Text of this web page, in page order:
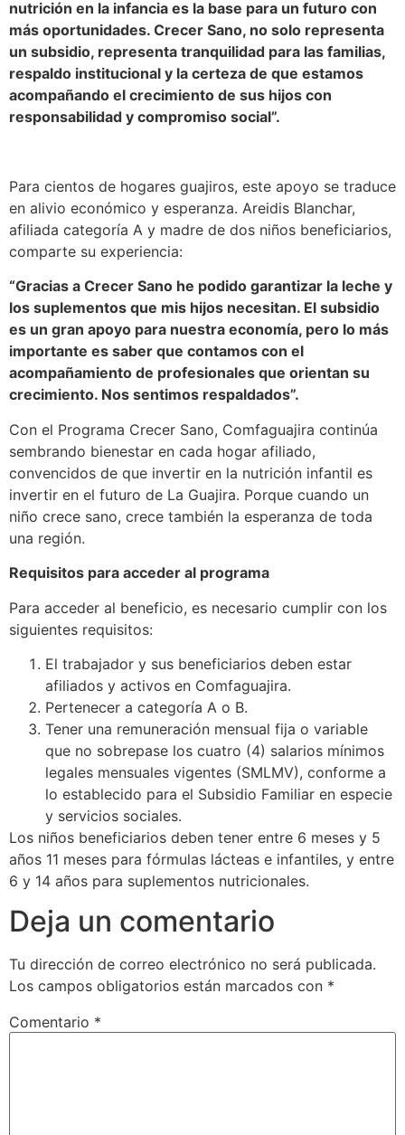
nutrición en la infancia es la base para un futuro con
más oportunidades. Crecer Sano, no solo representa
un subsidio, representa tranquilidad para las familias,
respaldo institucional y la certeza de que estamos
acompañando el crecimiento de sus hijos con
responsabilidad y compromiso social”.
Para cientos de hogares guajiros, este apoyo se traduce
en alivio económico y esperanza. Areidis Blanchar,
afiliada categoría A y madre de dos niños beneficiarios,
comparte su experiencia:
“Gracias a Crecer Sano he podido garantizar la leche y
los suplementos que mis hijos necesitan. El subsidio
es un gran apoyo para nuestra economía, pero lo más
importante es saber que contamos con el
acompañamiento de profesionales que orientan su
crecimiento. Nos sentimos respaldados”.
Con el Programa Crecer Sano, Comfaguajira continúa
sembrando bienestar en cada hogar afiliado,
convencidos de que invertir en la nutrición infantil es
invertir en el futuro de La Guajira. Porque cuando un
niño crece sano, crece también la esperanza de toda
una región.
Requisitos para acceder al programa
Para acceder al beneficio, es necesario cumplir con los
siguientes requisitos:
El trabajador y sus beneficiarios deben estar
afiliados y activos en Comfaguajira.
Pertenecer a categoría A o B.
Tener una remuneración mensual fija o variable
que no sobrepase los cuatro (4) salarios mínimos
legales mensuales vigentes (SMLMV), conforme a
lo establecido para el Subsidio Familiar en especie
y servicios sociales.
Los niños beneficiarios deben tener entre 6 meses y 5
años 11 meses para fórmulas lácteas e infantiles, y entre
6 y 14 años para suplementos nutricionales.
Deja un comentario
Tu dirección de correo electrónico no será publicada.
Los campos obligatorios están marcados con *
Comentario *